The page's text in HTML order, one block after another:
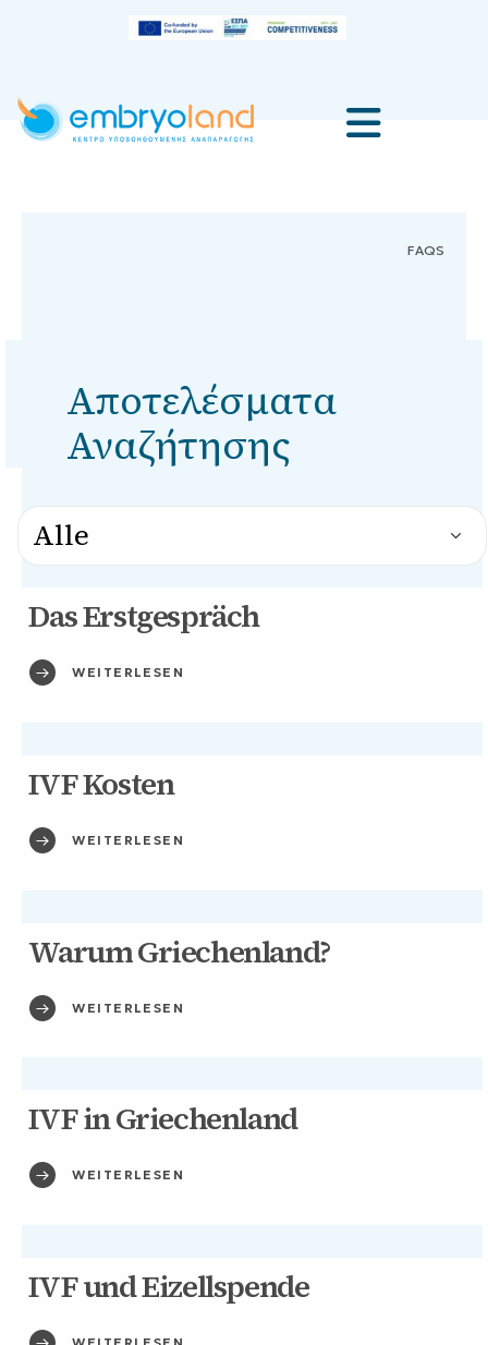
FAQS
Αποτελέσματα
Αναζήτησης
Das Erstgespräch
WEITERLESEN
IVF Kosten
WEITERLESEN
Warum Griechenland?
WEITERLESEN
IVF in Griechenland
WEITERLESEN
IVF und Eizellspende